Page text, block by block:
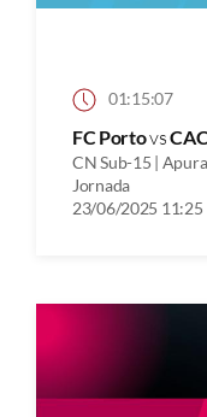
01:15:07
FC Portovs
CN Sub-15 |
Jornada
23/06/2025 11:25